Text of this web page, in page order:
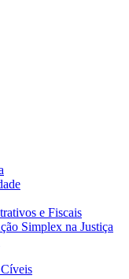
e Fiscais
Simplex na Justiça